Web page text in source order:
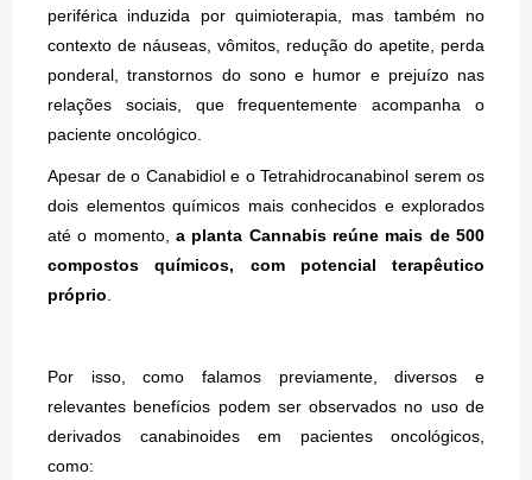
periférica induzida por quimioterapia, mas também no
contexto de náuseas, vômitos, redução do apetite, perda
ponderal, transtornos do sono e humor e prejuízo nas
relações sociais, que frequentemente acompanha o
paciente oncológico.
Apesar de o Canabidiol e o Tetrahidrocanabinol serem os
dois elementos químicos mais conhecidos e explorados
até o momento, a planta Cannabis reúne mais de 500
compostos químicos, com potencial terapêutico
próprio
Por isso, como falamos previamente, diversos e
relevantes benefícios podem ser observados no uso de
derivados canabinoides em pacientes oncológicos,
como: